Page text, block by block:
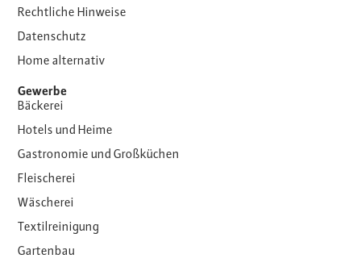
Rechtliche Hinweise
Datenschutz
Home alternativ
Gewerbe
Bäckerei
Hotels und Heime
Gastronomie und Großküchen
Fleischerei
Wäscherei
Textilreinigung
Gartenbau